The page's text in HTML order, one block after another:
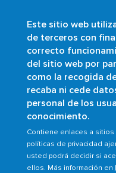
Este sitio web
de terceros con
correcto
del sitio web por
como la recogida
recaba ni cede
personal de los
conocimiento.
Contiene enlaces a
políticas de privacidad
usted podrá decidir si
ellos. Más información en
Breadcrumb
Home Scopes
UAS/Drones
UAS/
Entities